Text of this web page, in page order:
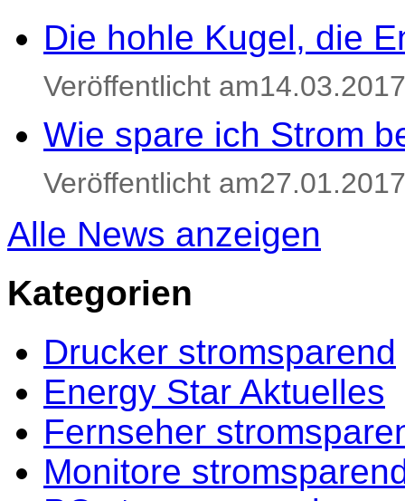
Die hohle Kugel, die
Veröffentlicht am14.03.2017
Wie spare ich Strom
Veröffentlicht am27.01.2017
Alle News anzeigen
Kategorien
Drucker stromsparend
Energy Star Aktuelles
Fernseher
Monitore